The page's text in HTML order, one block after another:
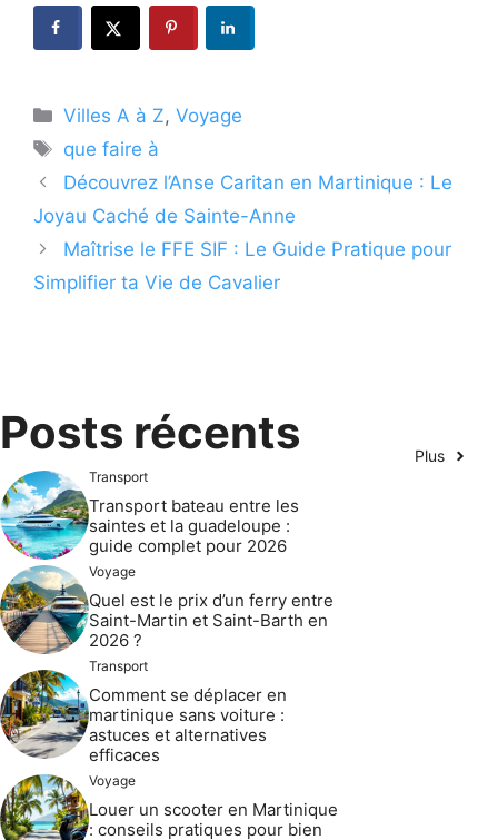
Catégories
Villes A à Z,Voyage
Étiquettes
que faire à
Découvrez l’Anse Caritan en Martinique : Le
Joyau Caché de Sainte-Anne
Maîtrise le FFE SIF : Le Guide Pratique pour
Simplifier ta Vie de Cavalier
Posts récents Plus
Transport
Transport bateau entre les
saintes et la guadeloupe :
guide complet pour 2026
Voyage
Quel est le prix d’un ferry entre
Saint-Martin et Saint-Barth en
2026 ?
Transport
Comment se déplacer en
martinique sans voiture :
astuces et alternatives
efficaces
Voyage
Louer un scooter en Martinique
: conseils pratiques pour bien